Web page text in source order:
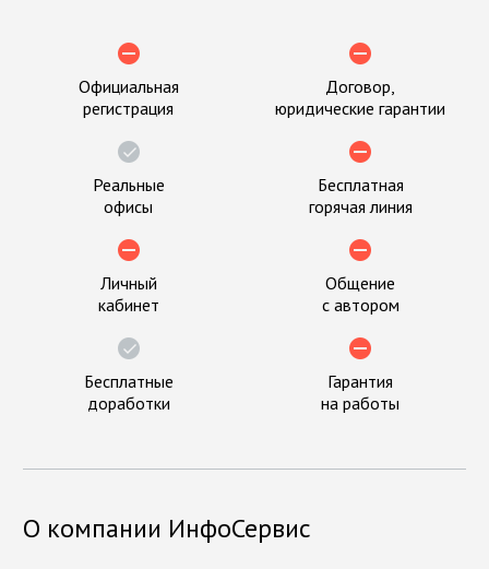
Официальная
регистрация
Договор,
юридические гарантии
Реальные
офисы
Бесплатная
горячая линия
Личный
кабинет
Общение
с автором
Бесплатные
доработки
Гарантия
на работы
О компании ИнфоСервис